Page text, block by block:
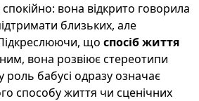
вона відкрито говорила
близьких, але
що спосіб життя
вона розвіює стереотипи
роль бабусі одразу означає
способу життя чи сценічних